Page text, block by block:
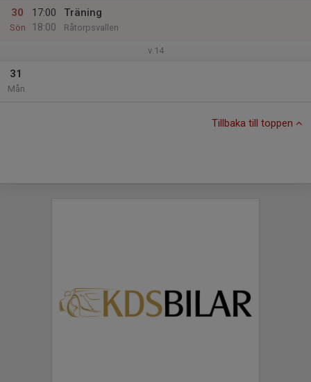
30
Sön
17:00
18:00
Träning
Råtorpsvallen
v.14
31
Mån
Tillbaka till toppen